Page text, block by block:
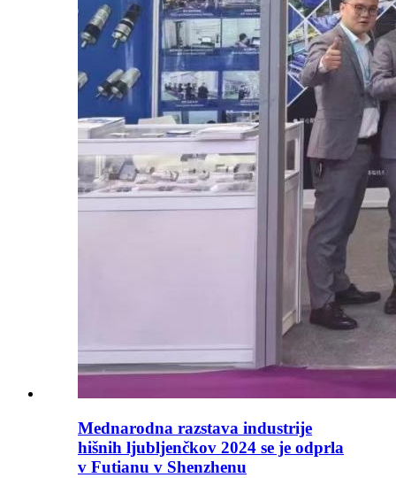
Mednarodna razstava industrije
hišnih ljubljenčkov 2024 se je odprla
v Futianu v Shenzhenu